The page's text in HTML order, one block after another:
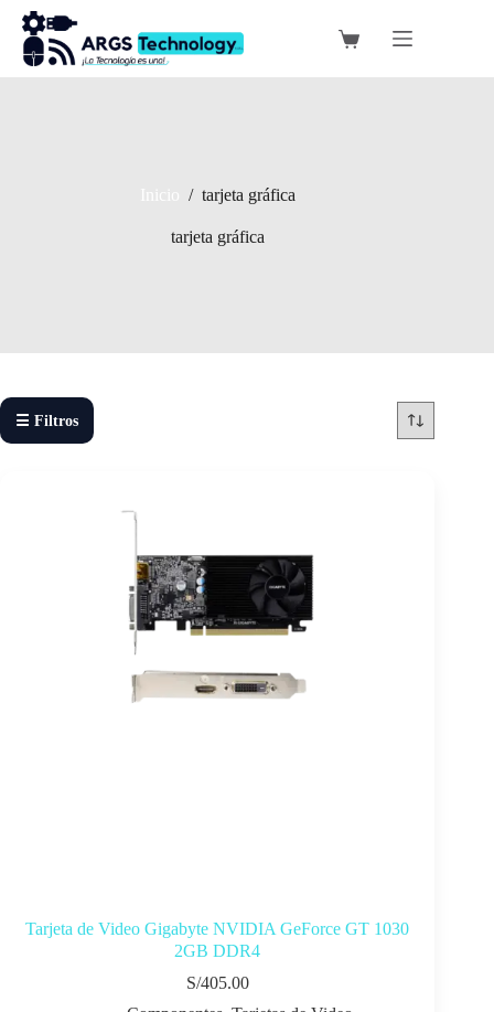
Saltar
contenido
Carro
/ tarjeta gráfica
tarjeta gráfica
☰ Filtros
Tarjeta de Video Gigabyte NVIDIA GeForce GT 1030
2GB DDR4
S/405.00